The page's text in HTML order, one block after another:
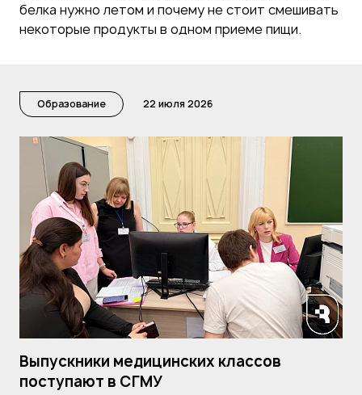
белка нужно летом и почему не стоит смешивать
некоторые продукты в одном приеме пищи.
Образование 22 июля 2026
Выпускники медицинских классов
поступают в СГМУ